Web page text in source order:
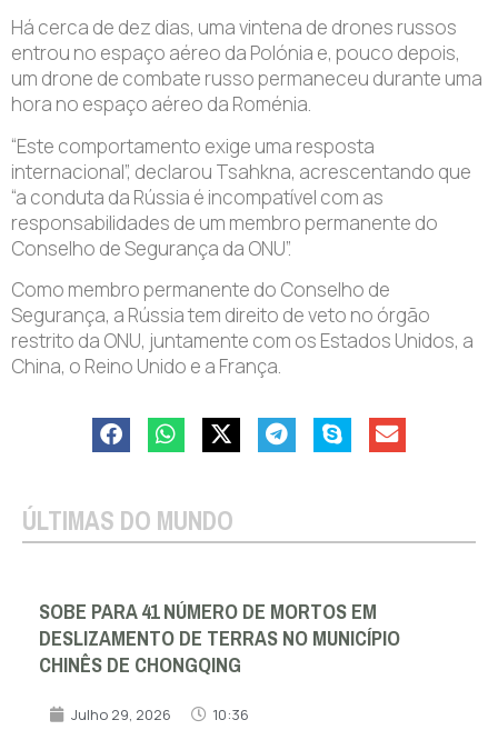
Há cerca de dez dias, uma vintena de drones russos
entrou no espaço aéreo da Polónia e, pouco depois,
um drone de combate russo permaneceu durante uma
hora no espaço aéreo da Roménia.
“Este comportamento exige uma resposta
internacional”, declarou Tsahkna, acrescentando que
“a conduta da Rússia é incompatível com as
responsabilidades de um membro permanente do
Conselho de Segurança da ONU”.
Como membro permanente do Conselho de
Segurança, a Rússia tem direito de veto no órgão
restrito da ONU, juntamente com os Estados Unidos, a
China, o Reino Unido e a França.
ÚLTIMAS DO MUNDO
SOBE PARA 41 NÚMERO DE MORTOS EM
DESLIZAMENTO DE TERRAS NO MUNICÍPIO
CHINÊS DE CHONGQING
Julho 29, 2026 10:36